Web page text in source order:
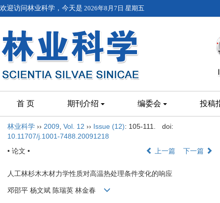
欢迎访问林业科学，今天是 2026年8月7日 星期五
首 页 期刊介绍 编委会 投稿
林业科学 ›› 2009 Vol. 12 ›› Issue (12): 105-111.
doi:
10.11707/j.1001-7488.20091218
• 论文 •
上一篇 下一篇
人工林杉木木材力学性质对高温热处理条件变化的响应
邓邵平 杨文斌 陈瑞英 林金春